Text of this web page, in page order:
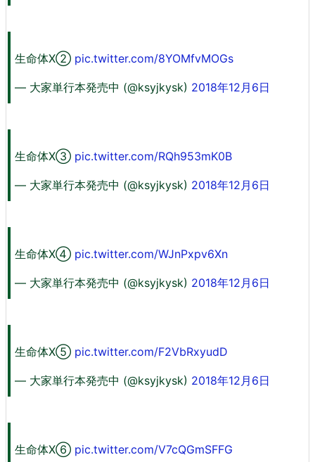
生命体X② pic.twitter.com/8YOMfvMOGs
— 大家単行本発売中 (@ksyjkysk) 2018年12月6日
生命体X③ pic.twitter.com/RQh953mK0B
— 大家単行本発売中 (@ksyjkysk) 2018年12月6日
生命体X④ pic.twitter.com/WJnPxpv6Xn
— 大家単行本発売中 (@ksyjkysk) 2018年12月6日
生命体X⑤ pic.twitter.com/F2VbRxyudD
— 大家単行本発売中 (@ksyjkysk) 2018年12月6日
生命体X⑥ pic.twitter.com/V7cQGmSFFG